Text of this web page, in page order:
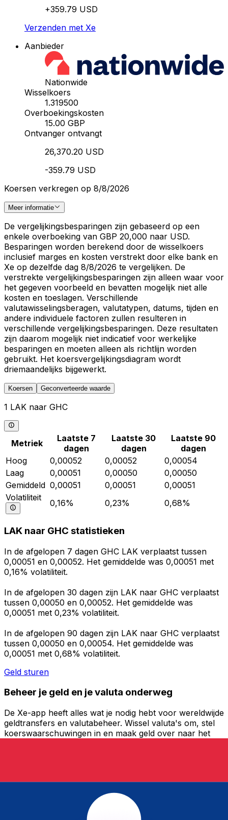
+359.79 USD
Verzenden met Xe
Aanbieder
Nationwide
Wisselkoers
1.319500
Overboekingskosten
15.00 GBP
Ontvanger ontvangt
26,370.20 USD
-359.79 USD
Koersen verkregen op 8/8/2026
Meer informatie
De vergelijkingsbesparingen zijn gebaseerd op een
enkele overboeking van GBP 20,000 naar USD.
Besparingen worden berekend door de wisselkoers
inclusief marges en kosten verstrekt door elke bank en
Xe op dezelfde dag 8/8/2026 te vergelijken. De
verstrekte vergelijkingsbesparingen zijn alleen waar voor
het gegeven voorbeeld en bevatten mogelijk niet alle
kosten en toeslagen. Verschillende
valutawisselingsberagen, valutatypen, datums, tijden en
andere individuele factoren zullen resulteren in
verschillende vergelijkingsbesparingen. Deze resultaten
zijn daarom mogelijk niet indicatief voor werkelijke
besparingen en moeten alleen als richtlijn worden
gebruikt. Het koersvergelijkingsdiagram wordt
driemaandelijks bijgewerkt.
Koersen Geconverteerde waarde
1 LAK naar GHC
Metriek
Laatste 7
dagen
Laatste 30
dagen
Laatste 90
dagen
Hoog
0,00052 0,00052
0,00054
Laag
0,00051 0,00050
0,00050
Gemiddeld 0,00051 0,00051
0,00051
Volatiliteit
0,16% 0,23% 0,68%
LAK naar GHC statistieken
In de afgelopen 7 dagen GHC LAK verplaatst tussen
0,00051 en 0,00052. Het gemiddelde was 0,00051 met
0,16% volatiliteit.
In de afgelopen 30 dagen zijn LAK naar GHC verplaatst
tussen 0,00050 en 0,00052. Het gemiddelde was
0,00051 met 0,23% volatiliteit.
In de afgelopen 90 dagen zijn LAK naar GHC verplaatst
tussen 0,00050 en 0,00054. Het gemiddelde was
0,00051 met 0,68% volatiliteit.
Geld sturen
Beheer je geld en je valuta onderweg
De Xe-app heeft alles wat je nodig hebt voor wereldwijde
geldtransfers en valutabeheer. Wissel valuta's om, stel
koerswaarschuwingen in en maak geld over naar het